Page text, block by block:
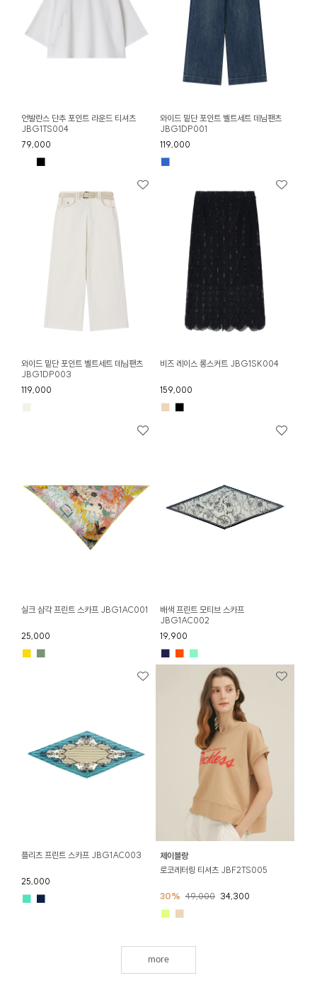
언발란스 단추 포인트 라운드 티셔츠
JBG1TS004
79,000
■
와이드 밑단 포인트 벨트세트 데님팬츠
JBG1DP001
119,000
■
와이드 밑단 포인트 벨트세트 데님팬츠
JBG1DP003
119,000
비즈 레이스 롱스커트 JBG1SK004
159,000
■ ■
실크 삼각 프린트 스카프 JBG1AC001
25,000
■ ■
배색 프린트 모티브 스카프
JBG1AC002
19,900
■ ■ ■
플리츠 프린트 스카프 JBG1AC003
25,000
■ ■
제이블랑
로코레터링 티셔츠 JBF2TS005
30% 49,000 34,300
■ ■
more